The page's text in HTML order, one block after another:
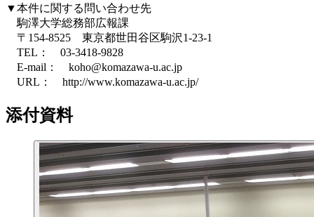
▼本件に関する問い合わせ先
駒澤大学総務部広報課
〒154-8525 東京都世田谷区駒沢1-23-1
TEL： 03-3418-9828
E-mail： koho@komazawa-u.ac.jp
URL： http://www.komazawa-u.ac.jp/
添付資料